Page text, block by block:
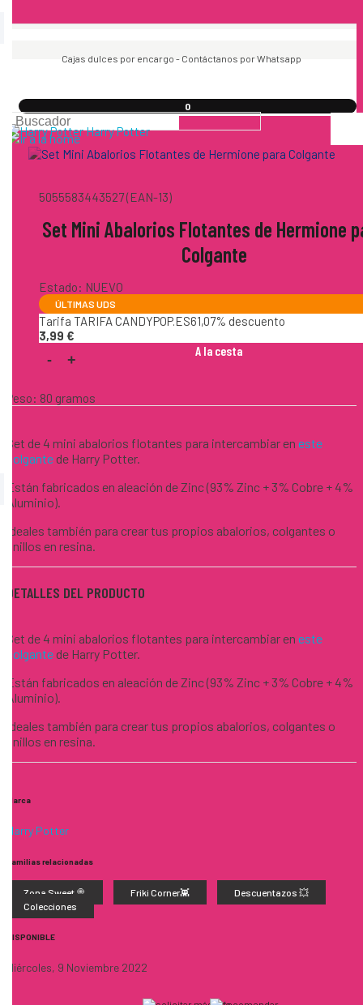
Cajas dulces por encargo - Contáctanos por Whatsapp
0
Harry Potter
5055583443527 (EAN-13)
Set Mini Abalorios Flotantes de Hermione
Colgante
Estado: NUEVO
ÚLTIMAS UDS
Tarifa TARIFA CANDYPOP.ES61,07% descuento
3,99 €
- +
A la cesta
Peso: 80 gramos
Set de 4 mini abalorios flotantes para intercambiar en este
colgante de Harry Potter.
Están fabricados en aleación de Zinc (93% Zinc + 3% Cobre + 4%
Aluminio).
Ideales también para crear tus propios abalorios, colgantes o
anillos en resina.
DETALLES DEL PRODUCTO
Set de 4 mini abalorios flotantes para intercambiar en este
colgante de Harry Potter.
Están fabricados en aleación de Zinc (93% Zinc + 3% Cobre + 4%
Aluminio).
Ideales también para crear tus propios abalorios, colgantes o
anillos en resina.
Marca
Harry Potter
Familias relacionadas
Zona Sweet 🍭 Friki Corner👾
Descuentazos 💥
Colecciones
DISPONIBLE
Miércoles, 9 Noviembre 2022